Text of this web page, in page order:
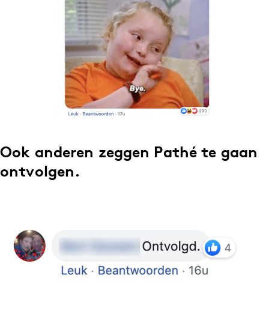
Ook anderen zeggen Pathé te gaan
ontvolgen.